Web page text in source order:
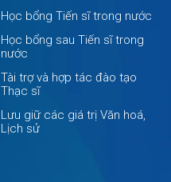
Học bổng Tiến sĩ trong nước
Học bổng sau Tiến sĩ trong
nước
Tài trợ và hợp tác đào tạo
Thạc sĩ
Lưu giữ các giá trị Văn hoá,
Lịch sử